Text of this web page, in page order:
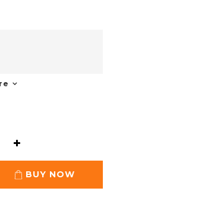
BUY NOW